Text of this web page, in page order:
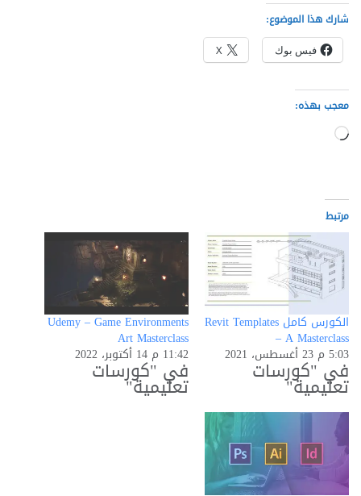
شارك هذا الموضوع:
فيس بوك X
معجب بهذه:
جاري
مرتبط
الكورس كامل Revit Templates
– A Masterclass
5:03 م 23 أغسطس، 2021
في "كورسات
تعليمية"
Udemy – Game Environments
Art Masterclass
11:42 م 14 أكتوبر، 2022
في "كورسات
تعليمية"